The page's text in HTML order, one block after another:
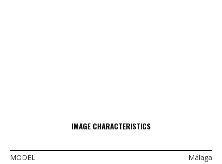
IMAGE CHARACTERISTICS
MODEL Málaga